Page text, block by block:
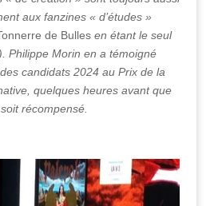
aux fanzines « d’études »
de Bullesen étant le seul
Philippe Morin en a témoigné
candidats 2024 au Prix de la
quelques heures avant que
récompensé.